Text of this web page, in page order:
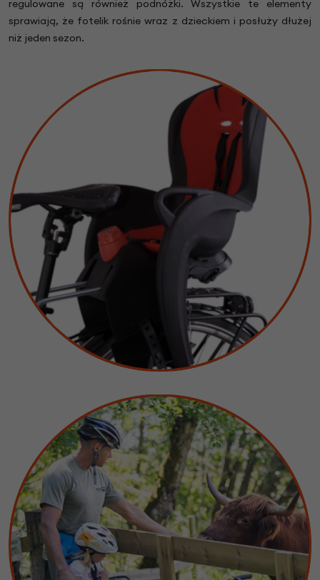
regulowane są również podnóżki. Wszystkie te elementy
sprawiają, że fotelik rośnie wraz z dzieckiem i posłuży dłużej
niż jeden sezon.